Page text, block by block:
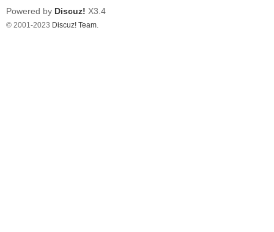
Powered by Discuz! X3.4
© 2001-2023 Discuz! Team.